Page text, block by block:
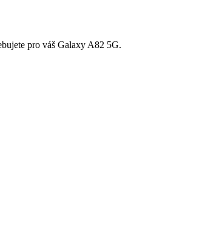
pro váš Galaxy A82 5G.